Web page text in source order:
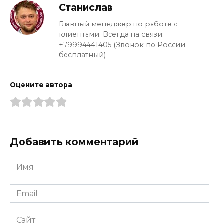
Станислав
Главный менеджер по работе с
клиентами. Всегда на связи:
+79994441405 (Звонок по России
бесплатный)
Оцените автора
Добавить комментарий
Имя
*
Email
*
Сайт